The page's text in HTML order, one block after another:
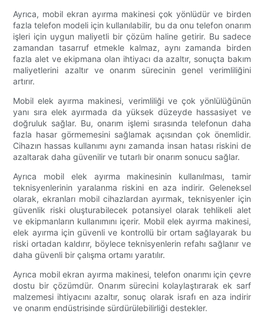
Ayrıca, mobil ekran ayırma makinesi çok yönlüdür ve birden
fazla telefon modeli için kullanılabilir, bu da onu telefon onarım
işleri için uygun maliyetli bir çözüm haline getirir. Bu sadece
zamandan tasarruf etmekle kalmaz, aynı zamanda birden
fazla alet ve ekipmana olan ihtiyacı da azaltır, sonuçta bakım
maliyetlerini azaltır ve onarım sürecinin genel verimliliğini
artırır.
Mobil elek ayırma makinesi, verimliliği ve çok yönlülüğünün
yanı sıra elek ayırmada da yüksek düzeyde hassasiyet ve
doğruluk sağlar. Bu, onarım işlemi sırasında telefonun daha
fazla hasar görmemesini sağlamak açısından çok önemlidir.
Cihazın hassas kullanımı aynı zamanda insan hatası riskini de
azaltarak daha güvenilir ve tutarlı bir onarım sonucu sağlar.
Ayrıca mobil elek ayırma makinesinin kullanılması, tamir
teknisyenlerinin yaralanma riskini en aza indirir. Geleneksel
olarak, ekranları mobil cihazlardan ayırmak, teknisyenler için
güvenlik riski oluşturabilecek potansiyel olarak tehlikeli alet
ve ekipmanların kullanımını içerir. Mobil elek ayırma makinesi,
elek ayırma için güvenli ve kontrollü bir ortam sağlayarak bu
riski ortadan kaldırır, böylece teknisyenlerin refahı sağlanır ve
daha güvenli bir çalışma ortamı yaratılır.
Ayrıca mobil ekran ayırma makinesi, telefon onarımı için çevre
dostu bir çözümdür. Onarım sürecini kolaylaştırarak ek sarf
malzemesi ihtiyacını azaltır, sonuç olarak israfı en aza indirir
ve onarım endüstrisinde sürdürülebilirliği destekler.